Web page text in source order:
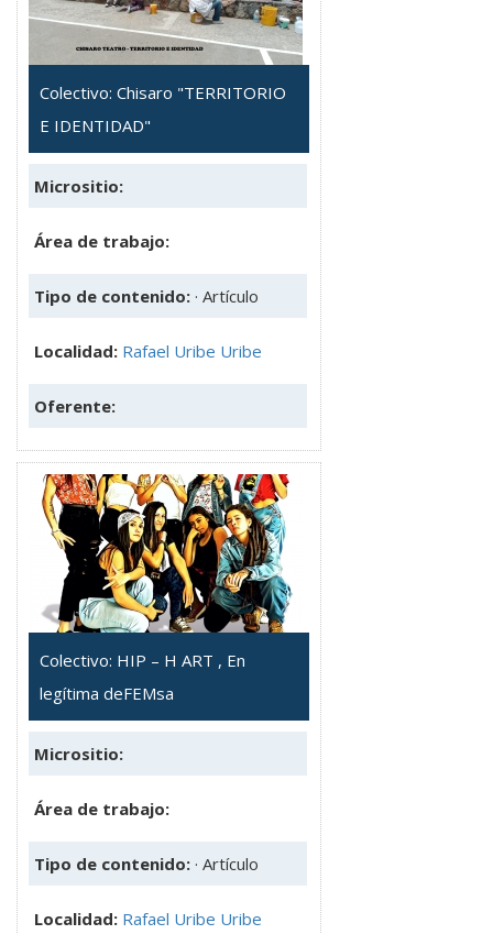
Colectivo: Chisaro "TERRITORIO
E IDENTIDAD"
Micrositio:
Área de trabajo:
Tipo de contenido: · Artículo
Localidad: Rafael Uribe Uribe
Oferente:
Colectivo: HIP – H ART , En
legítima deFEMsa
Micrositio:
Área de trabajo:
Tipo de contenido: · Artículo
Localidad: Rafael Uribe Uribe